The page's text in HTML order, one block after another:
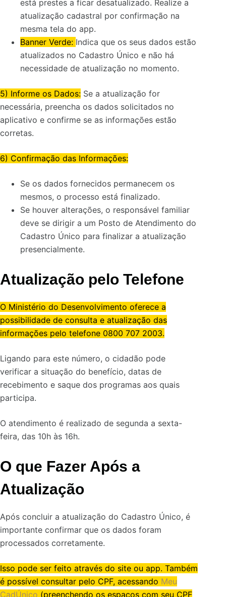
está prestes a ficar desatualizado. Realize a
atualização cadastral por confirmação na
mesma tela do app.
Banner Verde: Indica que os seus dados estão
atualizados no Cadastro Único e não há
necessidade de atualização no momento.
5) Informe os Dados: Se a atualização for
necessária, preencha os dados solicitados no
aplicativo e confirme se as informações estão
corretas.
6) Confirmação das Informações:
Se os dados fornecidos permanecem os
mesmos, o processo está finalizado.
Se houver alterações, o responsável familiar
deve se dirigir a um Posto de Atendimento do
Cadastro Único para finalizar a atualização
presencialmente.
Atualização pelo Telefone
O Ministério do Desenvolvimento oferece a
possibilidade de consulta e atualização das
informações pelo telefone 0800 707 2003.
Ligando para este número, o cidadão pode
verificar a situação do benefício, datas de
recebimento e saque dos programas aos quais
participa.
O atendimento é realizado de segunda a sexta-
feira, das 10h às 16h.
O que Fazer Após a
Atualização
Após concluir a atualização do Cadastro Único, é
importante confirmar que os dados foram
processados corretamente.
Isso pode ser feito através do site ou app. Também
é possível consultar pelo CPF, acessando Meu
CadÚnico (preenchendo os espaços com seu CPF